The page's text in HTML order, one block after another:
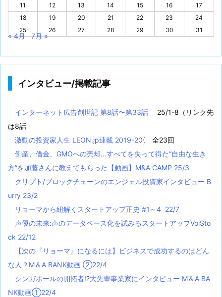
11
12 13 14 15 16
17
18
19 20 21 22 23
24
25
26 27 28 29 30 31
« 4月 7月 »
インタビュー/掲載記事
インターネット広告創世記 第8話〜第33話
25/1-8（リンク先
は8話
激動の投資家人生 LEON.jp連載 2019-20(
全23回
倒産、借金、GMOへの売却...すべてを失って得た”自由な生き
方”を加藤さんに教えてもらった【動画】M&A CAMP 25/3
クリプト/ブロックチェーンのエンジェル投資家インタビュー B
urry 23/2
リョーマから紐解くスタートアップ正史 #1～4 22/7
声優の未来:声のデータベース化を試みるスタートアップVoiSto
ck 22/12
【次の『リョーマ』になるには】ビジネスで成功するのはどん
な人？M＆A BANK動画 ②22/4
シンガポールの開拓者!?大先輩事業家にインタビュー M＆A BA
NK動画①22/4